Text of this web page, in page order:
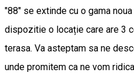
"88" se extinde cu o gama
dispozitie o locație care are 3
terasa. Va asteptam sa ne
unde promitem ca ne vom